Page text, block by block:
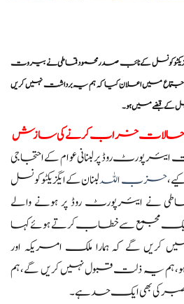
کونسل کے نائب صدر محمود قماطی نے بیروت
اجتماع میں اعلان کیا کہ ہم یہ برداشت نہیں کریں
کے قبضے میں ہو۔
حالات خراب کرنے کی سازش
روڈ پر لبنانی عوام کے احتجاجی
حزب اللہلبنان کے ایگزیکٹو کونسل
نے ایئرپورٹ روڈ پر ہونے والے
مجمع سے خطاب کرتے ہوئے کہا
کریں گے کہ ہمارا ملک امریکہ اور
ہم یہ ذلت قبول نہیں کریں گے، ہم
صبر کی بھی ایک حد ہے۔